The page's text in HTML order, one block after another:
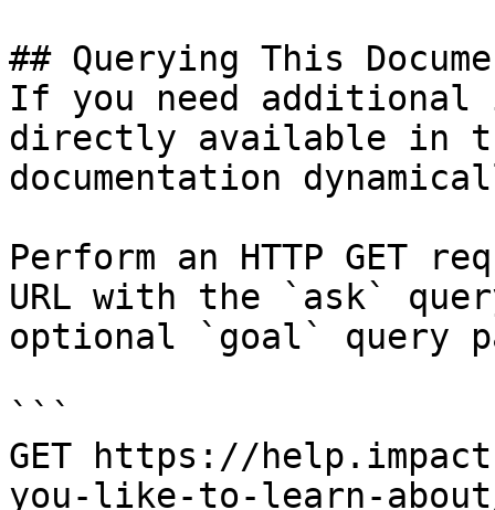
## Querying This
If you need
directly available in
documentation
Perform an HTTP GET
URL with the `ask`
optional `goal` query
```
GET https://
you-like-to-learn-